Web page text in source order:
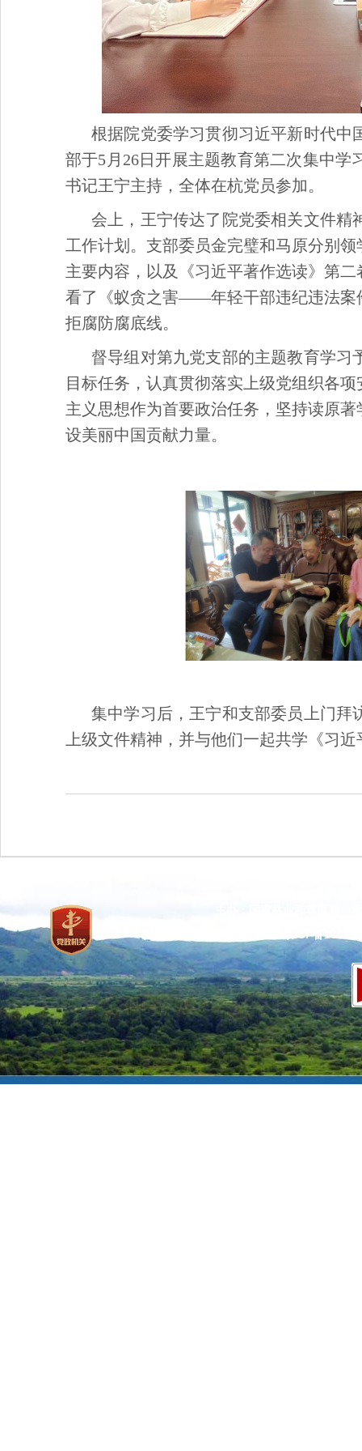
根据院党委学习贯彻习近平新时代中
部于5月26日开展主题教育第二次集中
书记王宁主持，全体在杭党员参加。
会上，王宁传达了院党委相关文件精
工作计划。支部委员金完璧和马原分别
主要内容，以及《习近平著作选读》第
看了《蚁贪之害——年轻干部违纪违法案
拒腐防腐底线。
督导组对第九党支部的主题教育学习
目标任务，认真贯彻落实上级党组织各
主义思想作为首要政治任务，坚持读原
设美丽中国贡献力量。
集中学习后，王宁和支部委员上门拜
上级文件精神，并与他们一起共学《习
京ICP备